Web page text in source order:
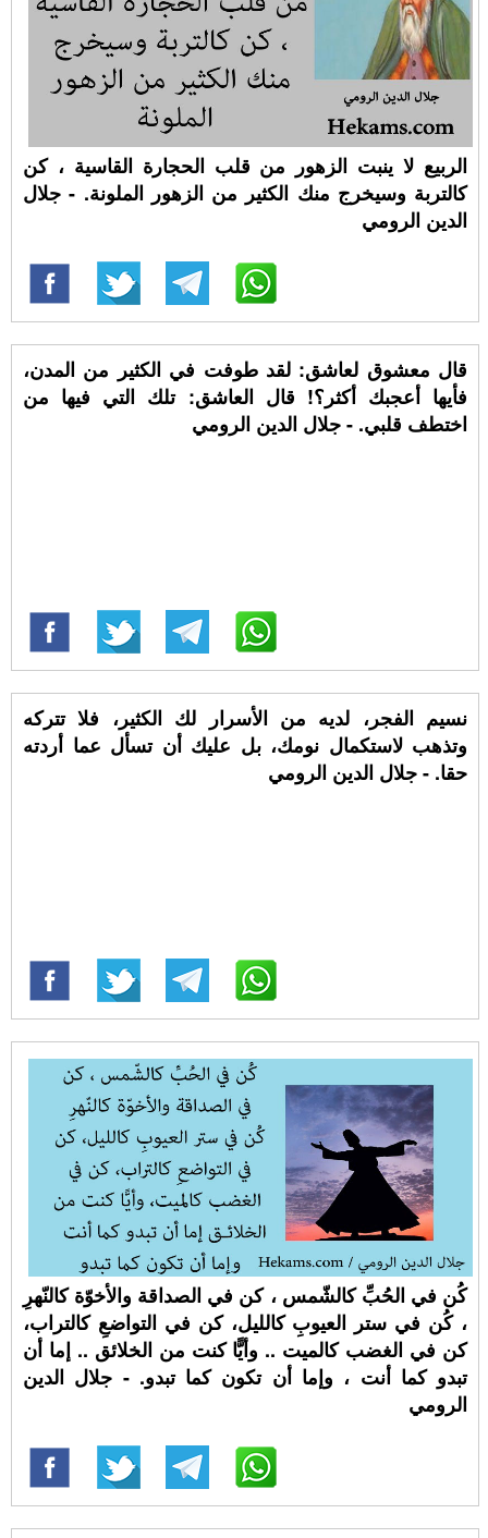
الربيع لا ينبت الزهور من قلب الحجارة القاسية ، كن
كالتربة وسيخرج منك الكثير من الزهور الملونة. - جلال
الدين الرومي
قال معشوق لعاشق: لقد طوفت في الكثير من المدن،
فأيها أعجبك أكثر؟! قال العاشق: تلك التي فيها من
اختطف قلبي. - جلال الدين الرومي
نسيم الفجر، لديه من الأسرار لك الكثير، فلا تتركه
وتذهب لاستكمال نومك، بل عليك أن تسأل عما أردته
حقا. - جلال الدين الرومي
كُن في الحُبِّ كالشّمس ، كن في الصداقة والأخوّة كالنّهرِ
، كُن في ستر العيوبِ كالليل، كن في التواضعِ كالتراب،
كن في الغضب كالميت .. وأيًّا كنت من الخلائق .. إما أن
تبدو كما أنت ، وإما أن تكون كما تبدو. - جلال الدين
الرومي